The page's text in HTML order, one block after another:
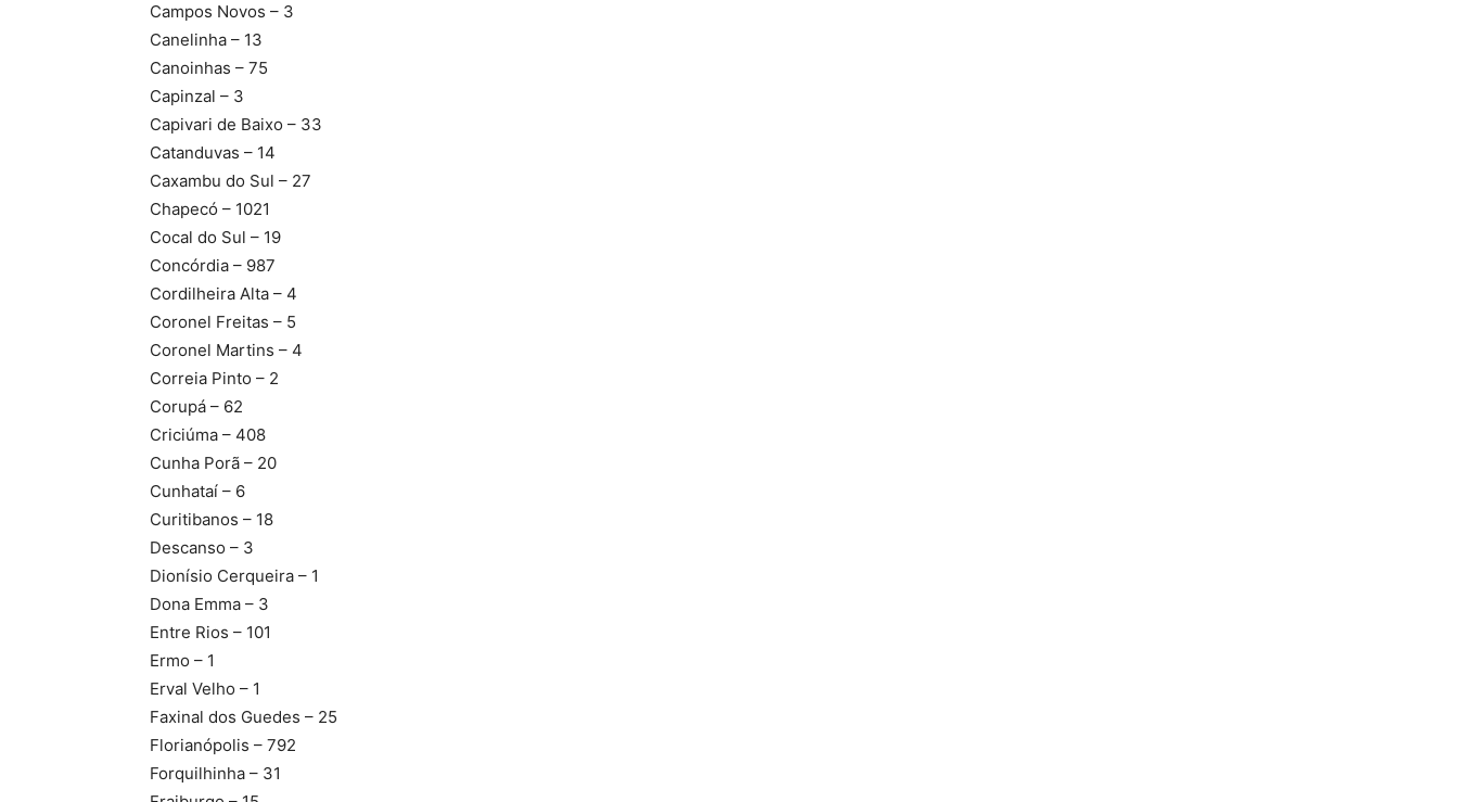
Campos Novos – 3
Canelinha – 13
Canoinhas – 75
Capinzal – 3
Capivari de Baixo – 33
Catanduvas – 14
Caxambu do Sul – 27
Chapecó – 1021
Cocal do Sul – 19
Concórdia – 987
Cordilheira Alta – 4
Coronel Freitas – 5
Coronel Martins – 4
Correia Pinto – 2
Corupá – 62
Criciúma – 408
Cunha Porã – 20
Cunhataí – 6
Curitibanos – 18
Descanso – 3
Dionísio Cerqueira – 1
Dona Emma – 3
Entre Rios – 101
Ermo – 1
Erval Velho – 1
Faxinal dos Guedes – 25
Florianópolis – 792
Forquilhinha – 31